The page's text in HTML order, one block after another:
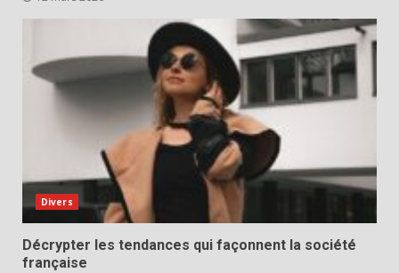
Divers
Décrypter les tendances qui façonnent la société
française